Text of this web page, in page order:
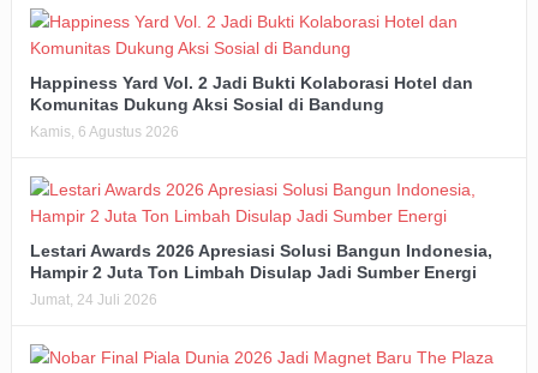
Happiness Yard Vol. 2 Jadi Bukti Kolaborasi Hotel dan
Komunitas Dukung Aksi Sosial di Bandung
Kamis, 6 Agustus 2026
Lestari Awards 2026 Apresiasi Solusi Bangun Indonesia,
Hampir 2 Juta Ton Limbah Disulap Jadi Sumber Energi
Jumat, 24 Juli 2026